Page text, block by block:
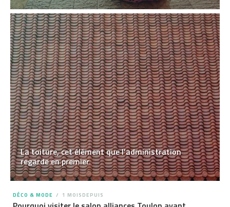
La toiture, cet élément que l’administration
regarde en premier
DÉCO & MODE 1 MOISDEPUIS